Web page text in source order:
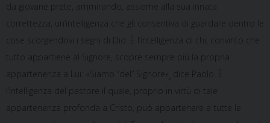
da giovane prete, ammirando, assieme alla sua innata
correttezza, un’intelligenza che gli consentiva di guardare dentro le
cose scorgendovi i segni di Dio. È l’intelligenza di chi, convinto che
tutto appartiene al Signore, scopre sempre più la propria
appartenenza a Lui: «Siamo “del” Signore»¸ dice Paolo. È
l’intelligenza del pastore il quale, proprio in virtù di tale
appartenenza profonda a Cristo, può appartenere a tutte le